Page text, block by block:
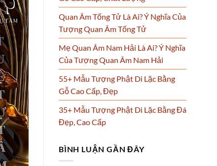
Quan Âm Tống Tử Là Ai? Ý Nghĩa Của
Tượng Quan Âm Tống Tử
Mẹ Quan Âm Nam Hải Là Ai? Ý Nghĩa
Của Tượng Quan Âm Nam Hải
55+ Mẫu Tượng Phật Di Lặc Bằng
Gỗ Cao Cấp, Đẹp
35+ Mẫu Tượng Phật Di Lặc Bằng Đá
Đẹp, Cao Cấp
BÌNH LUẬN GẦN ĐÂY